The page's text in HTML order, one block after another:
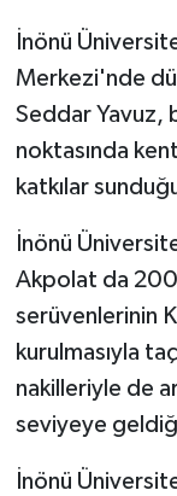
İnönü
Merkezi'nde
Seddar Yavuz,
noktasında
katkılar
İnönü
Akpolat da
serüvenlerinin
kurulmasıyla
nakilleriyle de
seviyeye
İnönü